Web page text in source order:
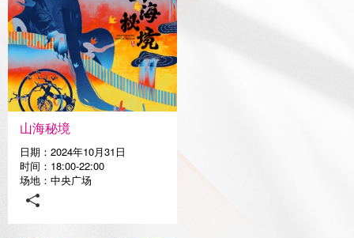
区域位置
联系我们
媒体中心
山海秘境
日期：2024年10月31日
时间：18:00-22:00
场地：中央广场